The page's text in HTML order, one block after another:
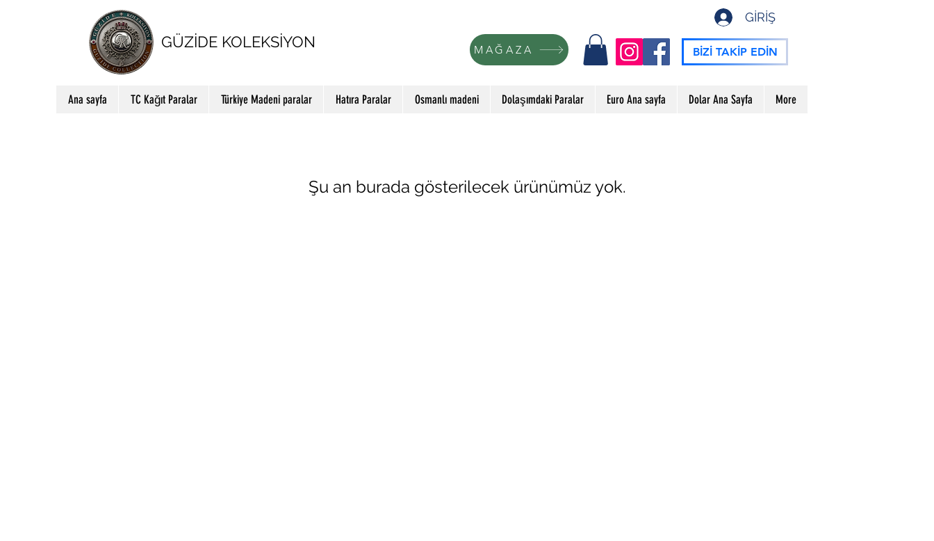
GÜZİDE KOLEKSİYON
GİRİŞ
MAĞAZA BİZİ TAKİP EDİN
Ana sayfa TC Kağıt Paralar Türkiye Madeni paralar Hatıra Paralar Osmanlı madeni Dolaşımdaki Paralar Euro Ana sayfa Dolar Ana Sayfa More
Şu an burada gösterilecek ürünümüz yok.